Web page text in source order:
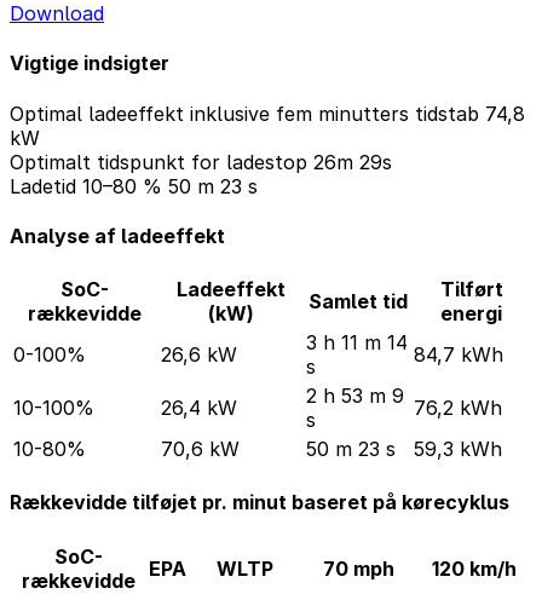
Download
Vigtige indsigter
Optimal ladeeffekt inklusive fem minutters tidstab 74,8
kW
Optimalt tidspunkt for ladestop 26m 29s
Ladetid 10–80 % 50 m 23 s
Analyse af ladeeffekt
SoC-
rækkevidde
Ladeeffekt
(kW)
Samlet tid
Tilført
energi
0-100%
26,6 kW
3 h 11 m 14
s
84,7 kWh
10-100% 26,4 kW
2 h 53 m 9
s
76,2 kWh
10-80%
70,6 kW 50 m 23 s 59,3 kWh
Rækkevidde tilføjet pr. minut baseret på kørecyklus
SoC-
rækkevidde EPA WLTP 70 mph 120 km/h